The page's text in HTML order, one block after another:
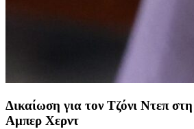
Δικαίωση για τον Τζόνι Ντεπ
Αμπερ Χερντ